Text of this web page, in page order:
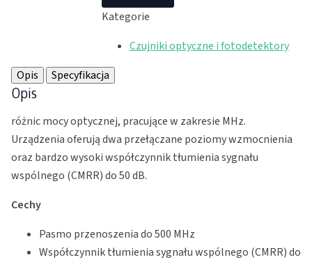
Kategorie
Czujniki optyczne i fotodetektory
Opis
Specyfikacja
Opis
różnic mocy optycznej, pracujące w zakresie MHz.
Urządzenia oferują dwa przełączane poziomy wzmocnienia
oraz bardzo wysoki współczynnik tłumienia sygnału
wspólnego (CMRR) do 50 dB.
Cechy
Pasmo przenoszenia do 500 MHz
Współczynnik tłumienia sygnału wspólnego (CMRR) do